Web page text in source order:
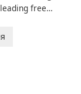
free
offering